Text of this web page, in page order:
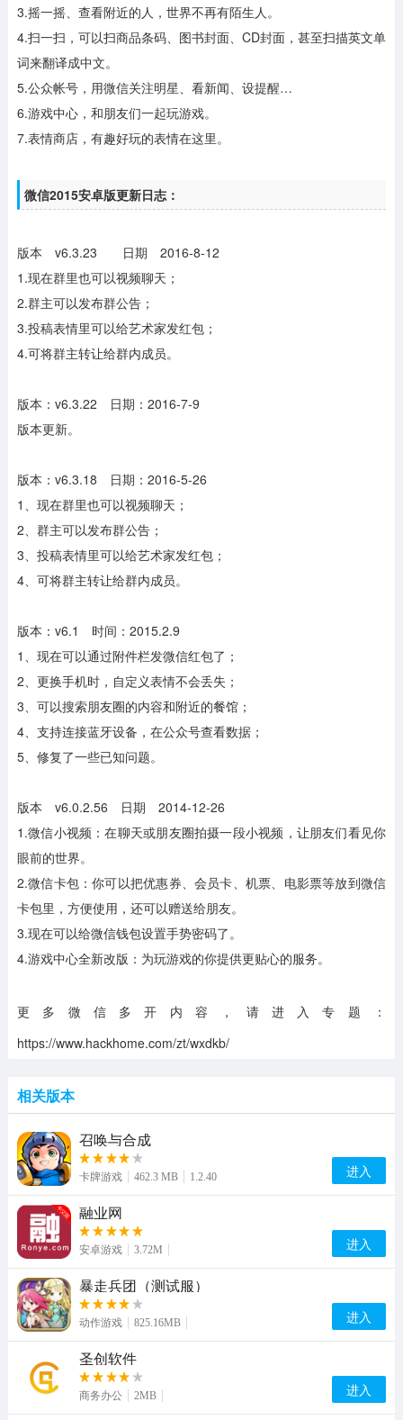
3.摇一摇、查看附近的人，世界不再有陌生人。
4.扫一扫，可以扫商品条码、图书封面、CD封面，甚至扫描英文单
词来翻译成中文。
5.公众帐号，用微信关注明星、看新闻、设提醒…
6.游戏中心，和朋友们一起玩游戏。
7.表情商店，有趣好玩的表情在这里。
微信2015安卓版更新日志：
版本 v6.3.23 日期 2016-8-12
1.现在群里也可以视频聊天；
2.群主可以发布群公告；
3.投稿表情里可以给艺术家发红包；
4.可将群主转让给群内成员。
版本：v6.3.22 日期：2016-7-9
版本更新。
版本：v6.3.18 日期：2016-5-26
1、现在群里也可以视频聊天；
2、群主可以发布群公告；
3、投稿表情里可以给艺术家发红包；
4、可将群主转让给群内成员。
版本：v6.1 时间：2015.2.9
1、现在可以通过附件栏发微信红包了；
2、更换手机时，自定义表情不会丢失；
3、可以搜索朋友圈的内容和附近的餐馆；
4、支持连接蓝牙设备，在公众号查看数据；
5、修复了一些已知问题。
版本 v6.0.2.56 日期 2014-12-26
1.微信小视频：在聊天或朋友圈拍摄一段小视频，让朋友们看见你
眼前的世界。
2.微信卡包：你可以把优惠券、会员卡、机票、电影票等放到微信
卡包里，方便使用，还可以赠送给朋友。
3.现在可以给微信钱包设置手势密码了。
4.游戏中心全新改版：为玩游戏的你提供更贴心的服务。
更多微信多开内容，请进入专题：
https://www.hackhome.com/zt/wxdkb/
相关版本
召唤与合成
卡牌游戏 462.3 MB 1.2.40 进入
融业网
安卓游戏 3.72M 进入
暴走兵团（测试服）
动作游戏 825.16MB 进入
圣创软件
商务办公 2MB 进入